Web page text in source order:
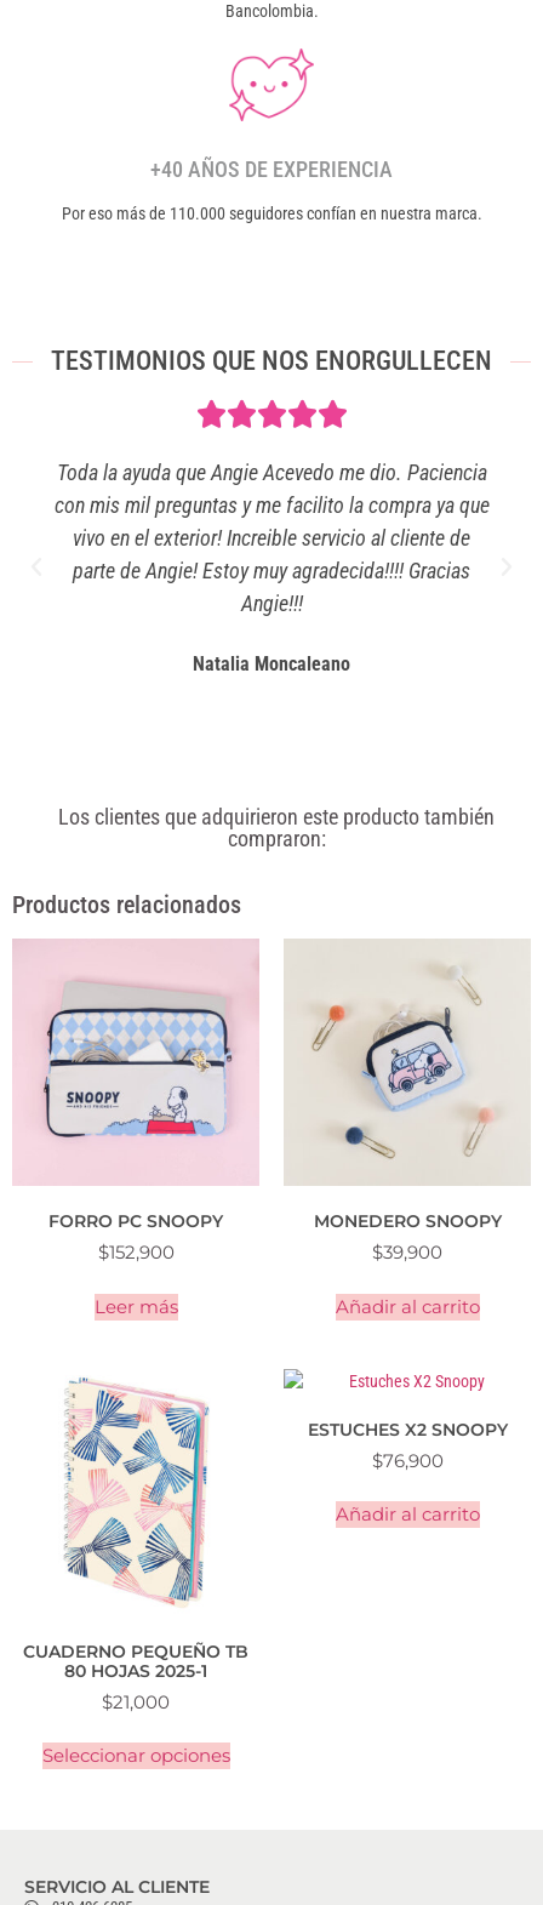
Bancolombia.
+40 AÑOS DE EXPERIENCIA
Por eso más de 110.000 seguidores confían en nuestra marca.
TESTIMONIOS QUE NOS ENORGULLECEN
Toda la ayuda que Angie Acevedo me dio. Paciencia
con mis mil preguntas y me facilito la compra ya que
vivo en el exterior! Increible servicio al cliente de
parte de Angie! Estoy muy agradecida!!!! Gracias
Angie!!!
Natalia Moncaleano
Los clientes que adquirieron este producto también
compraron:
Productos relacionados
FORRO PC SNOOPY
$152,900
Leer más
MONEDERO SNOOPY
$39,900
Añadir al carrito
CUADERNO PEQUEÑO TB
80 HOJAS 2025-1
$21,000
Seleccionar opciones
ESTUCHES X2 SNOOPY
$76,900
Añadir al carrito
SERVICIO AL CLIENTE